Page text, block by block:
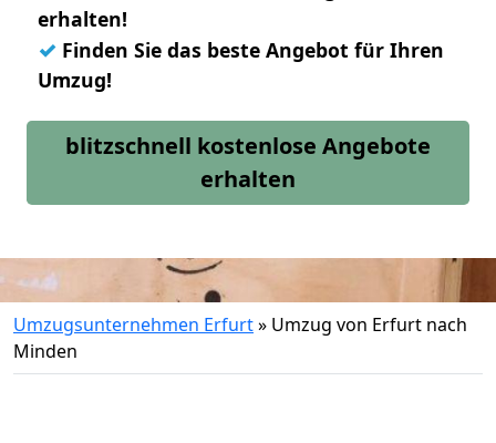
erhalten!
✓ Finden Sie das beste Angebot für Ihren
Umzug!
blitzschnell kostenlose Angebote
erhalten
Umzugsunternehmen Erfurt» Umzug von Erfurt nach
Minden